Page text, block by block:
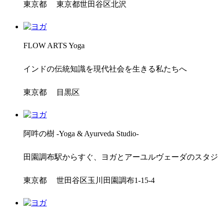
東京都 東京都世田谷区北沢
FLOW ARTS Yoga
インドの伝統知識を現代社会を生きる私たちへ
東京都 目黒区
阿吽の樹 -Yoga & Ayurveda Studio-
田園調布駅からすぐ、ヨガとアーユルヴェーダのスタ
東京都 世田谷区玉川田園調布1-15-4